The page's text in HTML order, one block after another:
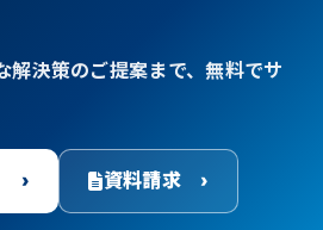
解決策のご提案まで、無料でサ
› 資料請求 ›